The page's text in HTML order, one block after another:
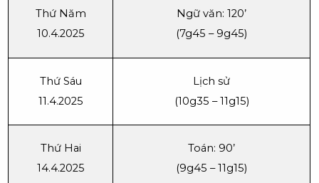
Thứ Năm
10.4.2025
Ngữ văn: 120’
(7g45 – 9g45)
Thứ Sáu
11.4.2025
Lịch sử
(10g35 – 11g15)
Thứ Hai
14.4.2025
Toán: 90’
(9g45 – 11g15)